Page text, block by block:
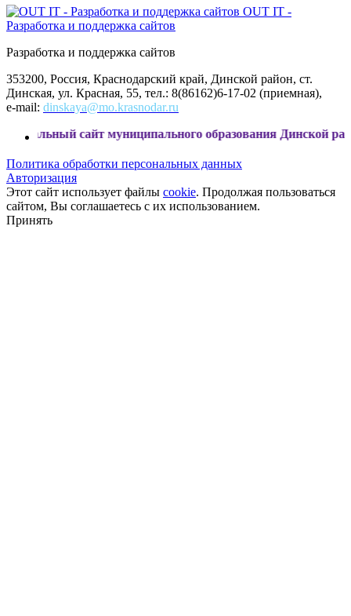
OUT IT -
Разработка и поддержка сайтов
Разработка и поддержка сайтов
353200, Россия, Краснодарский край, Динской район, ст.
Динская, ул. Красная, 55, тел.: 8(86162)6-17-02 (приемная),
e-mail: dinskaya@mo.krasnodar.ru
муниципального образования Динской район
Политика обработки персональных данных
Авторизация
Этот сайт использует файлы cookie. Продолжая пользоваться
сайтом, Вы соглашаетесь с их использованием.
Принять